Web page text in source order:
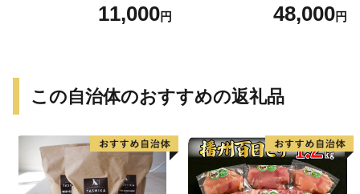
まみ バーベキュー 小分け 国
産 鶏肉 焼鳥 やきとり 串 惣
11,000円 48,000円
この自治体のおすすめの返礼品